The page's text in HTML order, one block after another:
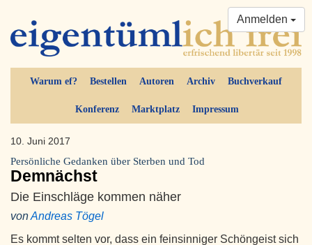
Warum ef? Bestellen Autoren Archiv Buchverkauf
Konferenz Marktplatz Impressum
Anmelden
10. Juni 2017
Persönliche Gedanken über Sterben und Tod
Demnächst
Die Einschläge kommen näher
vonAndreas Tögel
Es kommt selten vor, dass ein feinsinniger Schöngeist sich